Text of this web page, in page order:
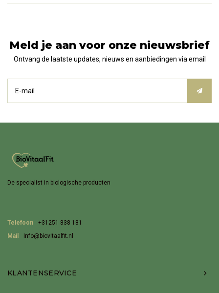
Meld je aan voor onze nieuwsbrief
Ontvang de laatste updates, nieuws en aanbiedingen via email
De specialist in biologische producten
Telefoon
+31251 838 181
Mail
Info@biovitaalfit.nl
KLANTENSERVICE